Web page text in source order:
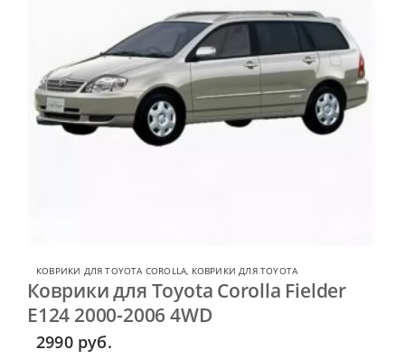
КОВРИКИ ДЛЯ TOYOTA COROLLA, КОВРИКИ ДЛЯ TOYOTA
Коврики для Toyota Corolla Fielder
E124 2000-2006 4WD
2990 руб.